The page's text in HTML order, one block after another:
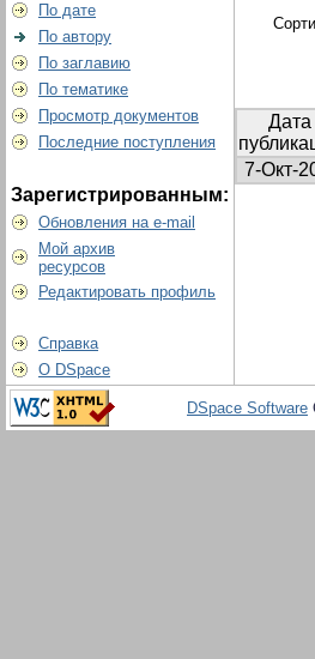
По дате
По автору
По заглавию
По тематике
Просмотр документов
Последние поступления
Зарегистрированным:
Обновления на e-mail
Мой архив
ресурсов
Редактировать профиль
Справка
О DSpace
Дата
7-Окт-
DSpace Software